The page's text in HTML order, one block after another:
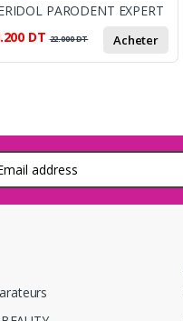
PARODENT EXPERT
DT 22.000DT Acheter
e-mail